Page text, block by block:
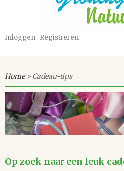
Inloggen Registreren
Home> Cadeau-tips
Op zoek naar een leuk